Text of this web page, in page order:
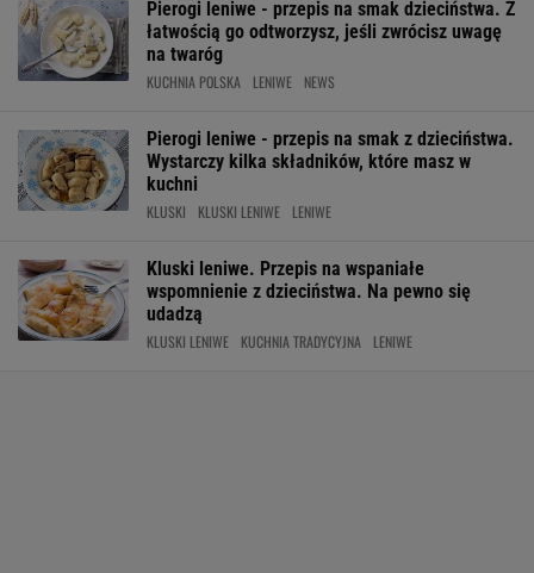
Pierogi leniwe - przepis na smak dzieciństwa. Z
łatwością go odtworzysz, jeśli zwrócisz uwagę
na twaróg
KUCHNIA POLSKA LENIWE NEWS
Pierogi leniwe - przepis na smak z dzieciństwa.
Wystarczy kilka składników, które masz w
kuchni
KLUSKI KLUSKI LENIWE LENIWE
Kluski leniwe. Przepis na wspaniałe
wspomnienie z dzieciństwa. Na pewno się
udadzą
KLUSKI LENIWE KUCHNIA TRADYCYJNA LENIWE